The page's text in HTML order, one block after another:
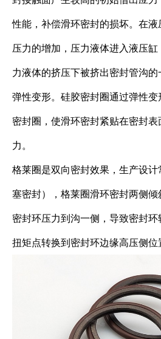
性能，补偿滑环密封的损坏。在
压力的增加，压力液体进入液压
力液体的挤压下被挤出密封管沟
弹性变形。硅胶密封圈通过弹性
密封圈，使滑环密封紧贴在密封
力。
格莱圈是双向密封效果，生产设
塞密封），格莱圈滑环密封两侧倾
密封环压力到沟一侧，导致密封
扭矩点转换到密封环边缘高压侧位